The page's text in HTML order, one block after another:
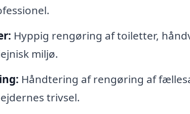
Hyppig rengøring af toiletter,
miljø.
Håndtering af rengøring af
trivsel.